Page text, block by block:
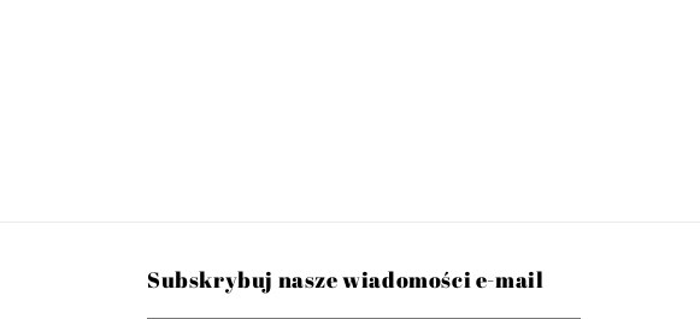
Subskrybuj nasze wiadomości e-mail